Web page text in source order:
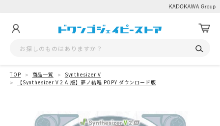
TOP 商品一覧
Synthesizer V
【Synthesizer V 2 AI版】夢ノ結唱 POPY ダウンロード版